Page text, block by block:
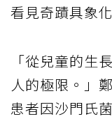
看見奇蹟具象
「從兒童的生
人的極限。」
患者因沙門氏